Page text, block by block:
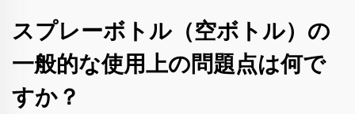
スプレーボトル（空ボトル）の
一般的な使用上の問題点は何で
すか？